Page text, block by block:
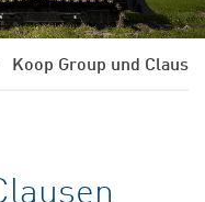
Koop Group und